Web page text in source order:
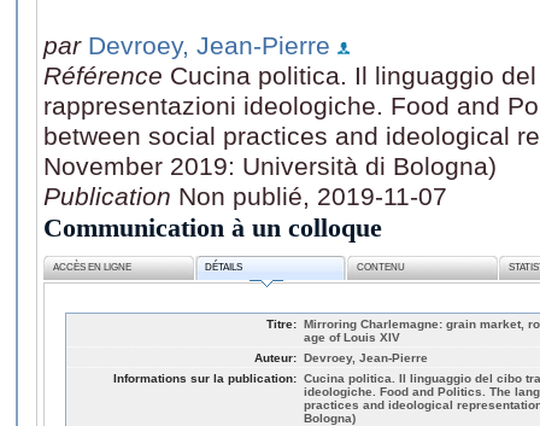
par Devroey, Jean-Pierre
Référence Cucina politica. Il linguaggio
rappresentazioni ideologiche. Food and
between social practices and ideological
November 2019: Università di Bologna)
Publication Non publié, 2019-11-07
Communication à un colloque
ACCÈS EN LIGNE DÉTAILS CONTENU
Titre: Mirroring Charlemagne: grain market,
age of Louis XIV
Auteur: Devroey, Jean-Pierre
Informations sur la publication: Cucina politica. Il linguaggio del cibo
ideologiche. Food and Politics. The
practices and ideological
Bologna)